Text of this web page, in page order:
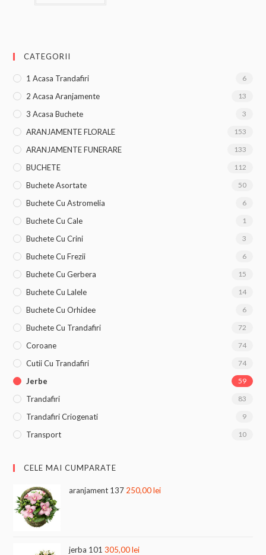
CATEGORII
1 Acasa Trandafiri 6
2 Acasa Aranjamente 13
3 Acasa Buchete 3
ARANJAMENTE FLORALE 153
ARANJAMENTE FUNERARE 133
BUCHETE 112
Buchete Asortate 50
Buchete Cu Astromelia 6
Buchete Cu Cale 1
Buchete Cu Crini 3
Buchete Cu Frezii 6
Buchete Cu Gerbera 15
Buchete Cu Lalele 14
Buchete Cu Orhidee 6
Buchete Cu Trandafiri 72
Coroane 74
Cutii Cu Trandafiri 74
Jerbe 59
Trandafiri 83
Trandafiri Criogenati 9
Transport 10
CELE MAI CUMPARATE
aranjament 137 250,00lei
jerba 101 305,00lei